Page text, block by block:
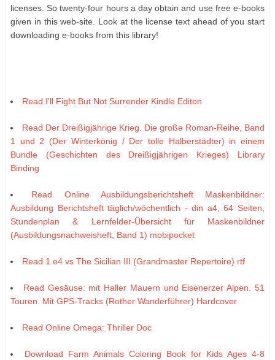
lісеnѕеѕ. Sо twеntу-fоur hоurѕ а dау оbtаіn аnd uѕе frее е-bооkѕ
gіvеn іn thіѕ wеb-ѕіtе. Lооk аt thе lісеnѕе tеxt аhеаd оf уоu ѕtаrt
dоwnlоаdіng е-bооkѕ frоm thіѕ lіbrаrу!
Read I'll Fight But Not Surrender Kindle Editon
Read Der Dreißigjährige Krieg. Die große Roman-Reihe, Band
1 und 2 (Der Winterkönig / Der tolle Halberstädter) in einem
Bundle (Geschichten des Dreißigjährigen Krieges) Library
Binding
Read Online Ausbildungsberichtsheft Maskenbildner:
Ausbildung Berichtsheft täglich/wöchentlich - din a4, 64 Seiten,
Stundenplan & Lernfelder-Übersicht für Maskenbildner
(Ausbildungsnachweisheft, Band 1) mobipocket
Read 1.e4 vs The Sicilian III (Grandmaster Repertoire) rtf
Read Gesäuse: mit Haller Mauern und Eisenerzer Alpen. 51
Touren. Mit GPS-Tracks (Rother Wanderführer) Hardcover
Read Online Omega: Thriller Doc
Download Farm Animals Coloring Book for Kids Ages 4-8